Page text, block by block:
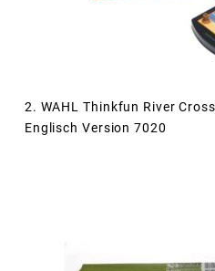
2. WAHL Thinkfun River
Englisch Version 7020